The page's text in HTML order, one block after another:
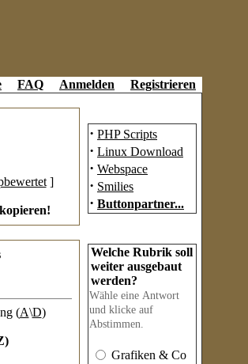
FAQ Anmelden Registrieren
]
(A\D)
· PHP Scripts
· Linux Download
· Webspace
· Smilies
· Buttonpartner...
Welche Rubrik soll
weiter ausgebaut
werden?
Wähle eine Antwort
und klicke auf
Abstimmen.
Grafiken & Co